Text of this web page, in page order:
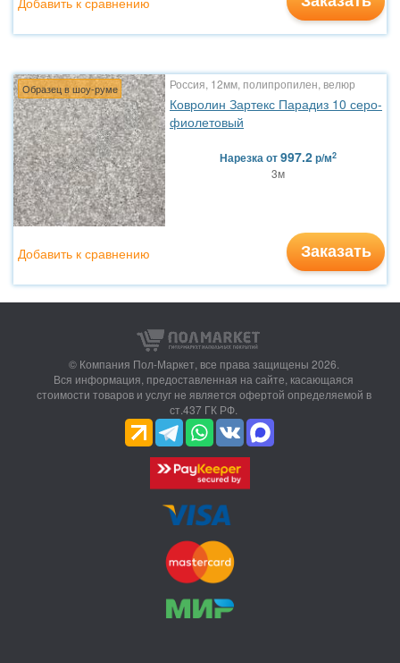
Образец в шоу-руме Россия, 12мм, полипропилен, велюр
Ковролин Зартекс Парадиз 10 серо-
фиолетовый
Нарезкаот997.2р/м2
3м
Заказать
Добавить к сравнению
© Компания Пол-Маркет, все права защищены 2026.
Вся информация, предоставленная на сайте, касающаяся
стоимости товаров и услуг не является офертой определяемой в
ст.437 ГК РФ.